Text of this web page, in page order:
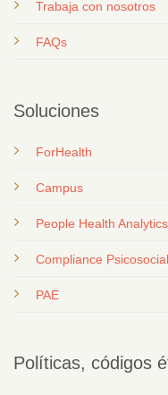
Trabaja con nosotros
FAQs
Soluciones
ForHealth
Campus
People Health Analytics
Compliance Psicosocial
PAE
Políticas, códigos